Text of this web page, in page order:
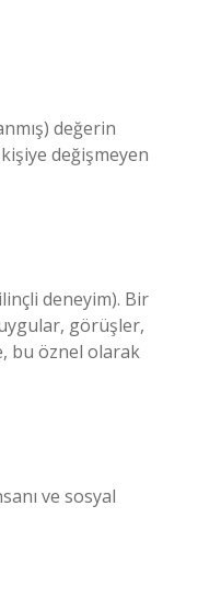
değerin
değişmeyen
deneyim). Bir
görüşler,
bu öznel olarak
ve sosyal